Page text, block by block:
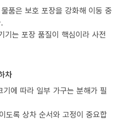
품은 보호 포장을 강화해 이동 중
기는 포장 품질이 핵심이라 사전
차
에 따라 일부 가구는 분해가 필
도록 상차 순서와 고정이 중요합